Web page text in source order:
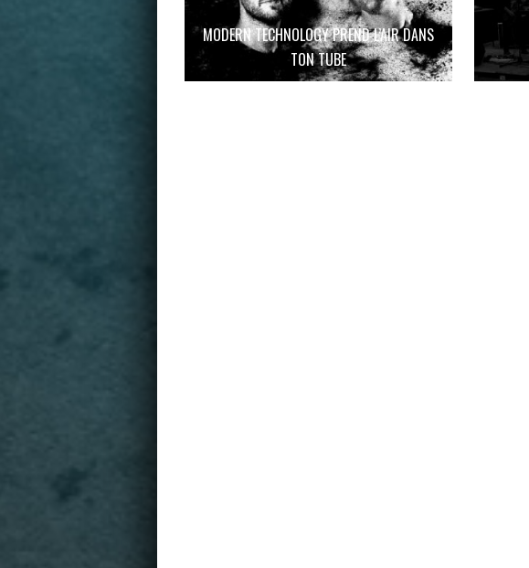
MODERN TECHNOLOGY PREND L’AIR DANS
TON TUBE